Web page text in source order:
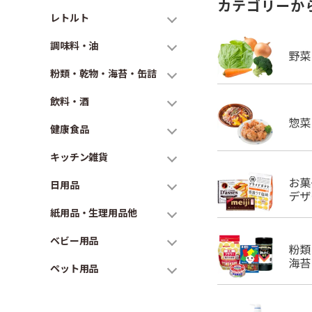
レトルト
調味料・油
粉類・乾物・海苔・缶詰
飲料・酒
健康食品
キッチン雑貨
日用品
紙用品・生理用品他
ベビー用品
ペット用品
カテゴリーか